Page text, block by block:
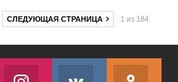
СЛЕДУЮЩАЯ СТРАНИЦА 1 из 184
Twitter